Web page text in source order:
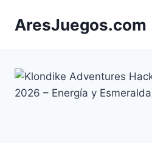
AresJuegos.com